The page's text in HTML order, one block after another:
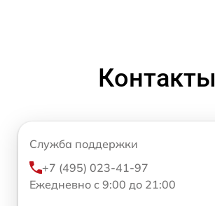
Контакты
Служба поддержки
+7 (495) 023-41-97
Ежедневно с 9:00 до 21:00